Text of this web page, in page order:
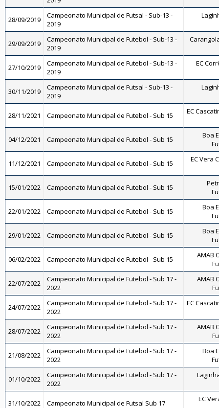
28/09/2019
Campeonato Municipal de Futsal - Sub-13 -
2019
29/09/2019
Campeonato Municipal de Futebol - Sub-13 -
2019
27/10/2019
Campeonato Municipal de Futebol - Sub-13 -
2019
EC
30/11/2019
Campeonato Municipal de Futsal - Sub-13 -
2019
28/11/2021 Campeonato Municipal de Futebol - Sub 15 EC
04/12/2021 Campeonato Municipal de Futebol - Sub 15
Boa
11/12/2021 Campeonato Municipal de Futebol - Sub 15 EC Vera
15/01/2022 Campeonato Municipal de Futebol - Sub 15
22/01/2022 Campeonato Municipal de Futebol - Sub 15
Boa
29/01/2022 Campeonato Municipal de Futebol - Sub 15
Boa
06/02/2022 Campeonato Municipal de Futebol - Sub 15
AMAB
22/07/2022
Campeonato Municipal de Futebol - Sub 17 -
2022
AMAB
24/07/2022
Campeonato Municipal de Futebol - Sub 17 -
2022
EC
28/07/2022
Campeonato Municipal de Futebol - Sub 17 -
2022
AMAB
21/08/2022
Campeonato Municipal de Futebol - Sub 17 -
2022
Boa
01/10/2022
Campeonato Municipal de Futebol - Sub 17 -
2022
31/10/2022 Campeonato Municipal de Futsal Sub 17 EC